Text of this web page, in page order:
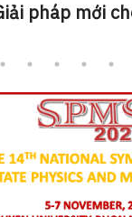
pháp mới